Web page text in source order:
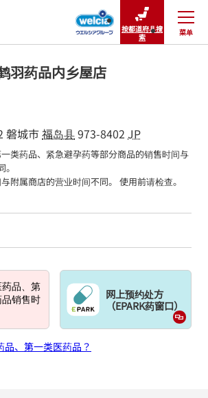
按都道府县搜
索
菜单
关闭
羽药品内乡屋店
磐城市福岛县973-8402 JP
类药品、紧急避孕药等部分商品的销售时间与
附属商店的营业时间不同。 使用前请检查。
品、第
销售时
网上预约处方
（EPARK药窗口）
、第一类医药品？